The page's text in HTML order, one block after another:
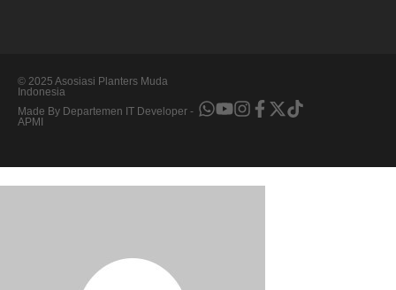
© 2025 Asosiasi Planters Muda
Indonesia
Made By Departemen IT Developer -
APMI